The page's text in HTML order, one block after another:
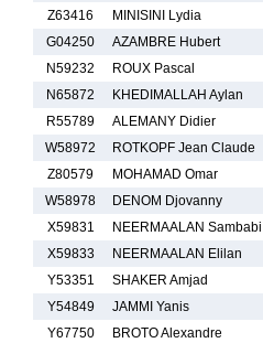
Z63416
MINISINI Lydia
G04250
AZAMBRE Hubert
N59232
ROUX Pascal
N65872
KHEDIMALLAH Aylan
R55789
ALEMANY Didier
W58972
ROTKOPF Jean Claude
Z80579
MOHAMAD Omar
W58978
DENOM Djovanny
X59831
NEERMAALAN Sambabi
X59833
NEERMAALAN Elilan
Y53351
SHAKER Amjad
Y54849
JAMMI Yanis
Y67750
BROTO Alexandre